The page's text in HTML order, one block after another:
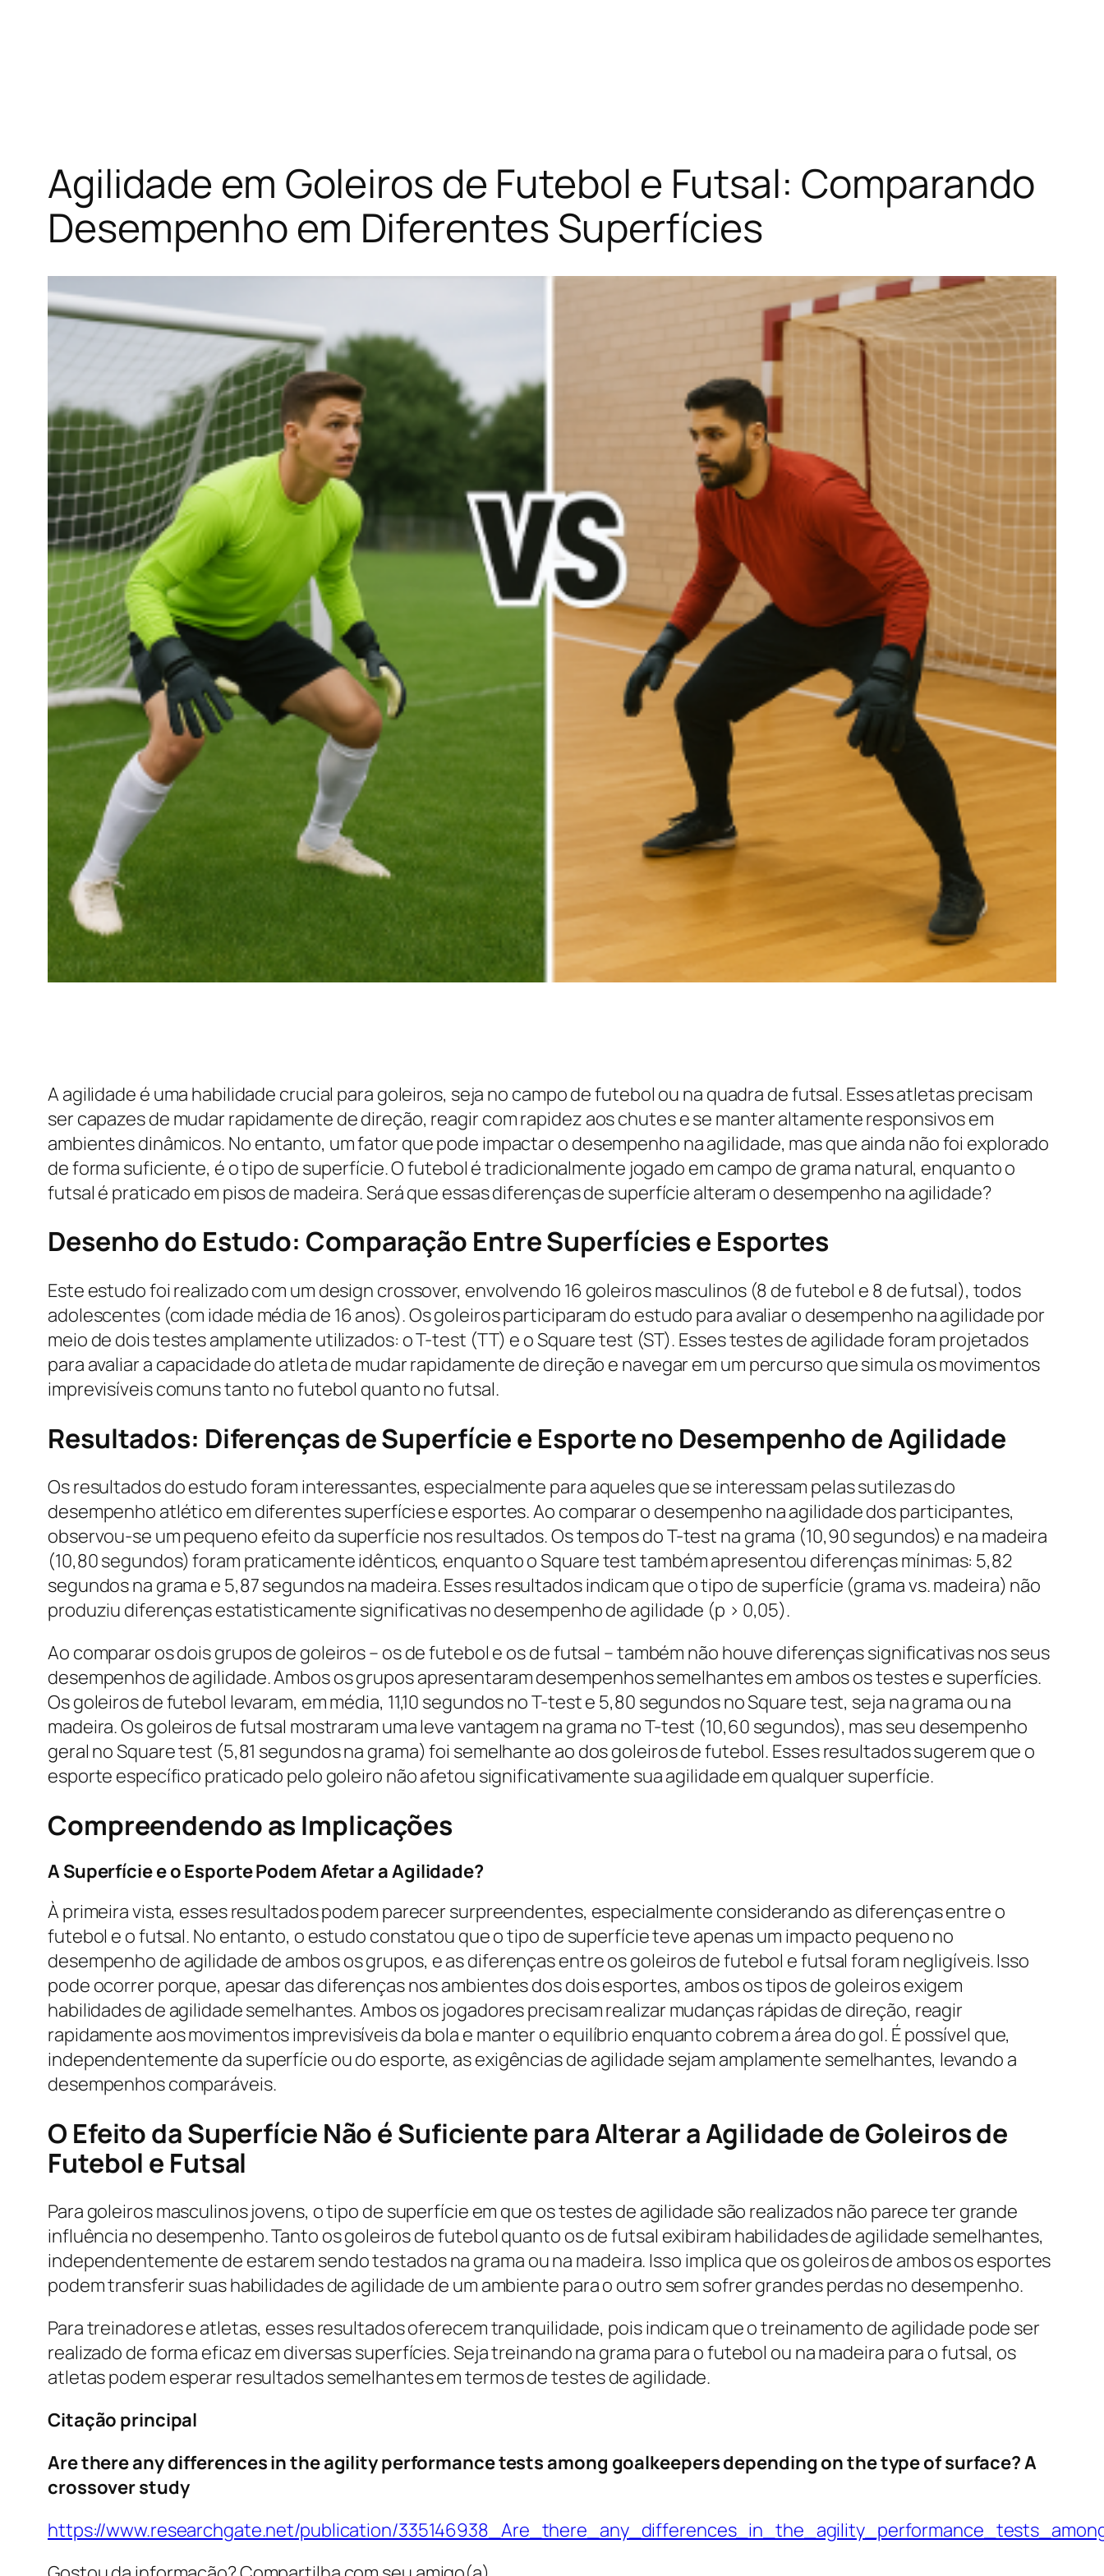
Agilidade em Goleiros de Futebol e Futsal: Comparando
Desempenho em Diferentes Superfícies
A agilidade é uma habilidade crucial para goleiros, seja no campo de futebol ou na quadra de futsal. Esses atletas precisam
ser capazes de mudar rapidamente de direção, reagir com rapidez aos chutes e se manter altamente responsivos em
ambientes dinâmicos. No entanto, um fator que pode impactar o desempenho na agilidade, mas que ainda não foi explorado
de forma suficiente, é o tipo de superfície. O futebol é tradicionalmente jogado em campo de grama natural, enquanto o
futsal é praticado em pisos de madeira. Será que essas diferenças de superfície alteram o desempenho na agilidade?
Desenho do Estudo: Comparação Entre Superfícies e Esportes
Este estudo foi realizado com um design crossover, envolvendo 16 goleiros masculinos (8 de futebol e 8 de futsal), todos
adolescentes (com idade média de 16 anos). Os goleiros participaram do estudo para avaliar o desempenho na agilidade por
meio de dois testes amplamente utilizados: o T-test (TT) e o Square test (ST). Esses testes de agilidade foram projetados
para avaliar a capacidade do atleta de mudar rapidamente de direção e navegar em um percurso que simula os movimentos
imprevisíveis comuns tanto no futebol quanto no futsal.
Resultados: Diferenças de Superfície e Esporte no Desempenho de Agilidade
Os resultados do estudo foram interessantes, especialmente para aqueles que se interessam pelas sutilezas do
desempenho atlético em diferentes superfícies e esportes. Ao comparar o desempenho na agilidade dos participantes,
observou-se um pequeno efeito da superfície nos resultados. Os tempos do T-test na grama (10,90 segundos) e na madeira
(10,80 segundos) foram praticamente idênticos, enquanto o Square test também apresentou diferenças mínimas: 5,82
segundos na grama e 5,87 segundos na madeira. Esses resultados indicam que o tipo de superfície (grama vs. madeira) não
produziu diferenças estatisticamente significativas no desempenho de agilidade (p > 0,05).
Ao comparar os dois grupos de goleiros – os de futebol e os de futsal – também não houve diferenças significativas nos seus
desempenhos de agilidade. Ambos os grupos apresentaram desempenhos semelhantes em ambos os testes e superfícies.
Os goleiros de futebol levaram, em média, 11,10 segundos no T-test e 5,80 segundos no Square test, seja na grama ou na
madeira. Os goleiros de futsal mostraram uma leve vantagem na grama no T-test (10,60 segundos), mas seu desempenho
geral no Square test (5,81 segundos na grama) foi semelhante ao dos goleiros de futebol. Esses resultados sugerem que o
esporte específico praticado pelo goleiro não afetou significativamente sua agilidade em qualquer superfície.
Compreendendo as Implicações
A Superfície e o Esporte Podem Afetar a Agilidade?
À primeira vista, esses resultados podem parecer surpreendentes, especialmente considerando as diferenças entre o
futebol e o futsal. No entanto, o estudo constatou que o tipo de superfície teve apenas um impacto pequeno no
desempenho de agilidade de ambos os grupos, e as diferenças entre os goleiros de futebol e futsal foram negligíveis. Isso
pode ocorrer porque, apesar das diferenças nos ambientes dos dois esportes, ambos os tipos de goleiros exigem
habilidades de agilidade semelhantes. Ambos os jogadores precisam realizar mudanças rápidas de direção, reagir
rapidamente aos movimentos imprevisíveis da bola e manter o equilíbrio enquanto cobrem a área do gol. É possível que,
independentemente da superfície ou do esporte, as exigências de agilidade sejam amplamente semelhantes, levando a
desempenhos comparáveis.
O Efeito da Superfície Não é Suficiente para Alterar a Agilidade de Goleiros de
Futebol e Futsal
Para goleiros masculinos jovens, o tipo de superfície em que os testes de agilidade são realizados não parece ter grande
influência no desempenho. Tanto os goleiros de futebol quanto os de futsal exibiram habilidades de agilidade semelhantes,
independentemente de estarem sendo testados na grama ou na madeira. Isso implica que os goleiros de ambos os esportes
podem transferir suas habilidades de agilidade de um ambiente para o outro sem sofrer grandes perdas no desempenho.
Para treinadores e atletas, esses resultados oferecem tranquilidade, pois indicam que o treinamento de agilidade pode ser
realizado de forma eficaz em diversas superfícies. Seja treinando na grama para o futebol ou na madeira para o futsal, os
atletas podem esperar resultados semelhantes em termos de testes de agilidade.
Citação principal
Are there any differences in the agility performance tests among goalkeepers depending on the type of surface? A
crossover study
https://www.researchgate.net/publication/